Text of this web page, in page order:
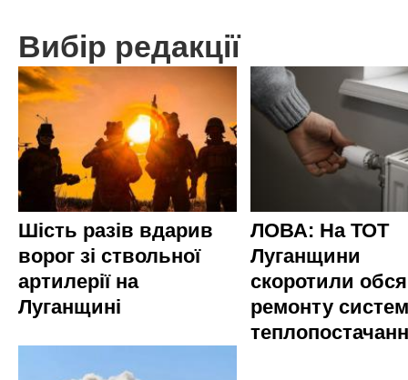
Вибір редакції
Шість разів вдарив
ворог зі ствольної
артилерії на
Луганщині
ЛОВА: На ТОТ
Луганщини
скоротили
ремонту